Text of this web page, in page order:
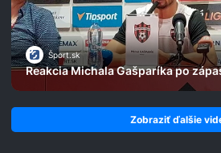
Šport.sk
Reakcia Michala Gašparíka po
Zobraziť ďalšie